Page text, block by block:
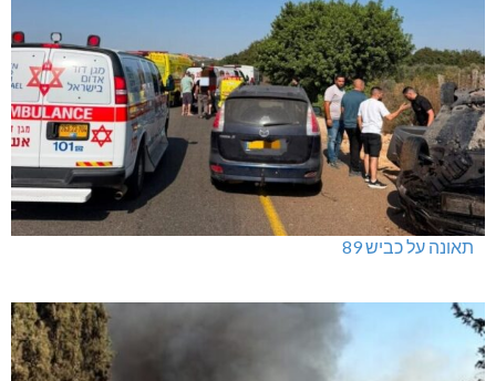
תאונה על כביש 89